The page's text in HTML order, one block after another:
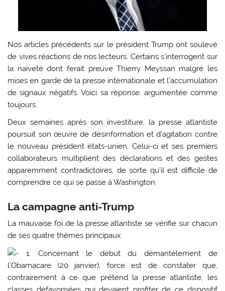
Nos articles précédents sur le président Trump ont soulevé
de vives réactions de nos lecteurs. Certains s’interrogent sur
la naïveté dont ferait preuve Thierry Meyssan malgré les
mises en garde de la presse internationale et l’accumulation
de signaux négatifs. Voici sa réponse, argumentée comme
toujours.
Deux semaines après son investiture, la presse atlantiste
poursuit son œuvre de désinformation et d’agitation contre
le nouveau président états-unien. Celui-ci et ses premiers
collaborateurs multiplient des déclarations et des gestes
apparemment contradictoires, de sorte qu’il est difficile de
comprendre ce qui se passe à Washington.
La campagne anti-Trump
La mauvaise foi de la presse atlantiste se vérifie sur chacun
de ses quatre thèmes principaux.
1. Concernant le début du démantèlement de
l’Obamacare (20 janvier), force est de constater que,
contrairement à ce que prétend la presse atlantiste, les